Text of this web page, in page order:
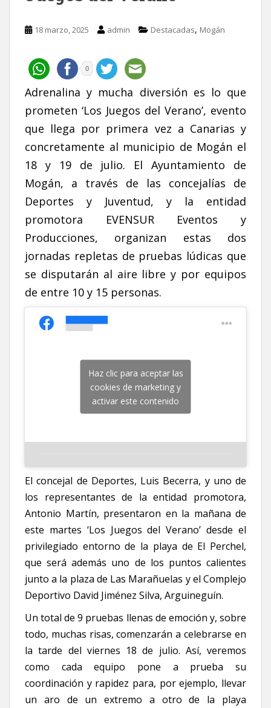
18 marzo, 2025 admin Destacadas, Mogán
0
Adrenalina y mucha diversión es lo que
prometen ‘Los Juegos del Verano’, evento
que llega por primera vez a Canarias y
concretamente al municipio de Mogán el
18 y 19 de julio. El Ayuntamiento de
Mogán, a través de las concejalías de
Deportes y Juventud, y la entidad
promotora EVENSUR Eventos y
Producciones, organizan estas dos
jornadas repletas de pruebas lúdicas que
se disputarán al aire libre y por equipos
de entre 10 y 15 personas.
Haz clic para aceptar las
cookies de marketing y
activar este contenido
El concejal de Deportes, Luis Becerra, y uno de
los representantes de la entidad promotora,
Antonio Martín, presentaron en la mañana de
este martes ‘Los Juegos del Verano’ desde el
privilegiado entorno de la playa de El Perchel,
que será además uno de los puntos calientes
junto a la plaza de Las Marañuelas y el Complejo
Deportivo David Jiménez Silva, Arguineguín.
Un total de 9 pruebas llenas de emoción y, sobre
todo, muchas risas, comenzarán a celebrarse en
la tarde del viernes 18 de julio. Así, veremos
como cada equipo pone a prueba su
coordinación y rapidez para, por ejemplo, llevar
un aro de un extremo a otro de la playa